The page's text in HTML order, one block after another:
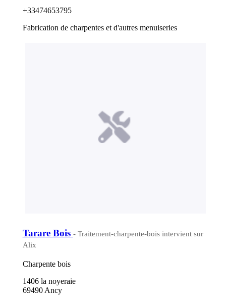
+33474653795
Fabrication de charpentes et d'autres menuiseries
Tarare Bois - Traitement-charpente-bois intervient sur
Alix
Charpente bois
1406 la noyeraie
69490 Ancy